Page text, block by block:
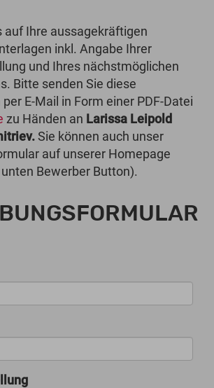
auf Ihre aussagekräftigen
inkl. Angabe Ihrer
und Ihres nächstmöglichen
Bitte senden Sie diese
E-Mail in Form einer PDF-Datei
zu Händen an Larissa Leipold
Sie können auch unser
auf unserer Homepage
Bewerber Button).